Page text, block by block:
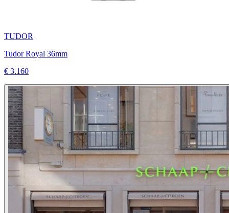
TUDOR
Tudor Royal 36mm
€ 3.160